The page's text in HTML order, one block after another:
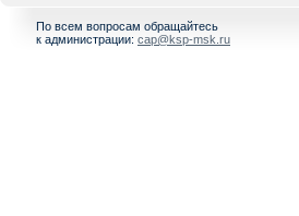
По всем вопросам обращайтесь
к администрации: cap@ksp-msk.ru